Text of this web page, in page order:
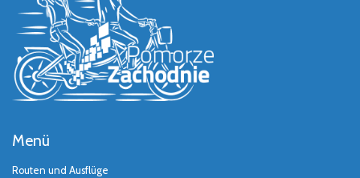
Menü
Routen und Ausflüge